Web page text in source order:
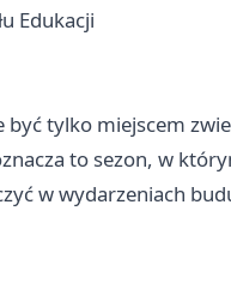
Edukacji
tylko miejscem
to sezon, w
w wydarzeniach